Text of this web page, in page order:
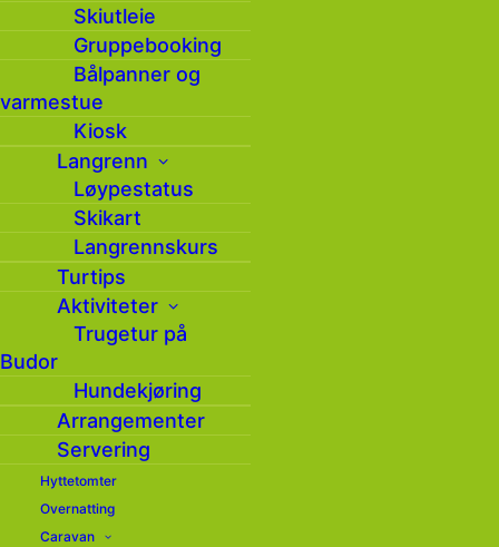
Skiutleie
Gruppebooking
Bålpanner og
varmestue
Kiosk
Langrenn
Løypestatus
Skikart
Langrennskurs
Turtips
Aktiviteter
Trugetur på
Budor
Hundekjøring
Arrangementer
Servering
Hyttetomter
Overnatting
Caravan
Sted:
Om arrangementet
Tirsdagstrampen: Tur
til Savalsæterkjølen
Denne turen/arrangementet er hentet fra